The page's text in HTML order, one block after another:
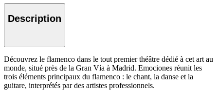
Description
Découvrez le flamenco dans le tout premier théâtre dédié à cet art au
monde, situé près de la Gran Vía à Madrid. Emociones réunit les
trois éléments principaux du flamenco : le chant, la danse et la
guitare, interprétés par des artistes professionnels.